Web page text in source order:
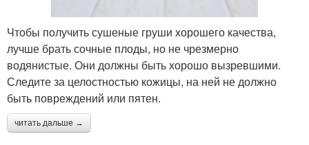
Чтобы получить сушеные груши хорошего качества,
лучше брать сочные плоды, но не чрезмерно
водянистые. Они должны быть хорошо вызревшими.
Следите за целостностью кожицы, на ней не должно
быть повреждений или пятен.
читать дальше →